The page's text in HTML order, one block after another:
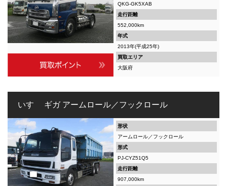
QKG-GK5XAB
走行距離
552,000km
年式
2013年(平成25年)
買取エリア
大阪府
いすゞ ギガ アームロール／フックロール
形状
アームロール／フックロール
形式
PJ-CYZ51Q5
走行距離
907,000km